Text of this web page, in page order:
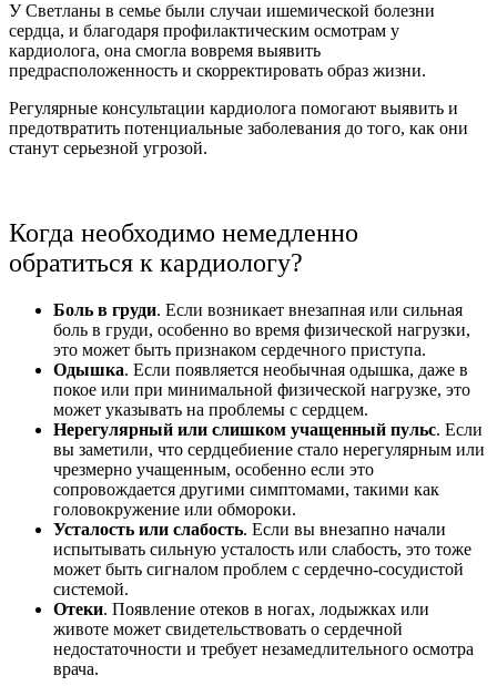
У Светланы в семье были случаи ишемической болезни
сердца, и благодаря профилактическим осмотрам у
кардиолога, она смогла вовремя выявить
предрасположенность и скорректировать образ жизни.
Регулярные консультации кардиолога помогают выявить и
предотвратить потенциальные заболевания до того, как они
станут серьезной угрозой.
Когда необходимо немедленно
обратиться к кардиологу?
Боль в груди. Если возникает внезапная или сильная
боль в груди, особенно во время физической нагрузки,
это может быть признаком сердечного приступа.
Одышка. Если появляется необычная одышка, даже в
покое или при минимальной физической нагрузке, это
может указывать на проблемы с сердцем.
Нерегулярный или слишком учащенный пульс. Если
вы заметили, что сердцебиение стало нерегулярным или
чрезмерно учащенным, особенно если это
сопровождается другими симптомами, такими как
головокружение или обмороки.
Усталость или слабость. Если вы внезапно начали
испытывать сильную усталость или слабость, это тоже
может быть сигналом проблем с сердечно-сосудистой
системой.
Отеки. Появление отеков в ногах, лодыжках или
животе может свидетельствовать о сердечной
недостаточности и требует незамедлительного осмотра
врача.